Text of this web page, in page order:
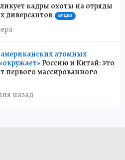
кадры охоты на отряды
диверсантов
ВИДЕО
атомных
Россию и Китай: это
первого массированного
назад